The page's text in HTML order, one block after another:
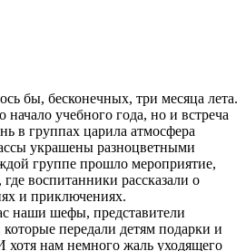
бы, бесконечных, три месяца лета.
начало учебного года, но и встреча
в группах царила атмосфера
украшены разноцветными
группе прошло мероприятие,
воспитанники рассказали о
и приключениях.
наши шефы, представители
которые передали детям подарки и
нам немного жаль уходящего